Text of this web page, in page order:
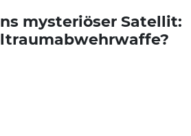
mysteriöser Satellit: